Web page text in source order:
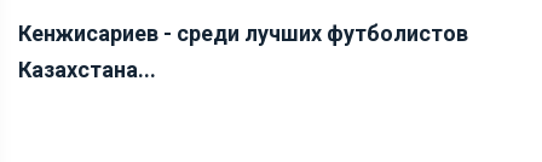
Кенжисариев - среди лучших футболистов
Казахстана...